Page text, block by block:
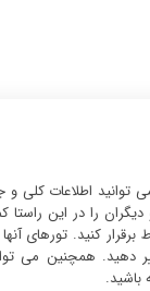
اطلاعات کلی و
را در این راستا
برقرار کنید. تورهای
دهید. همچنین می
باشید.